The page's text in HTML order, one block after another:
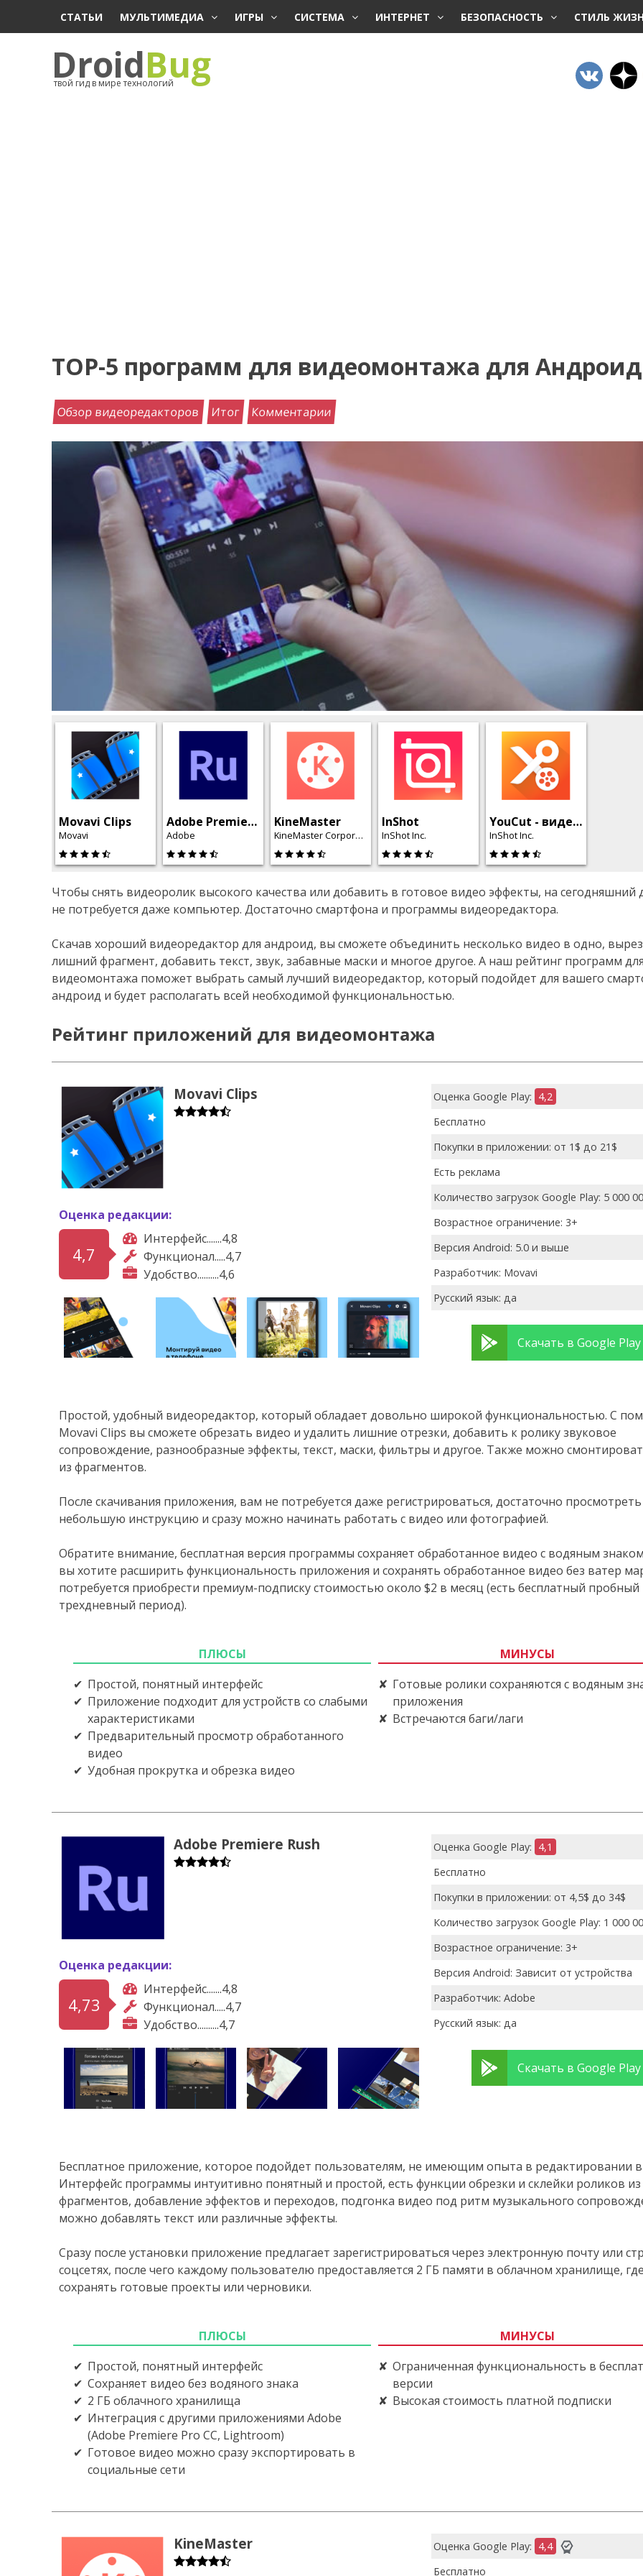
СТАТЬИ МУЛЬТИМЕДИА ИГРЫ СИСТЕМА ИНТЕРНЕТ БЕЗОПАСНОСТЬ СТИЛЬ
DroidBug
твой гид в мире технологий
TOP-5 программ для видеомонтажа для Андроид
Обзор видеоредакторов Итог Комментарии
Movavi Clips
Movavi
Adobe Premiere Rush
Adobe
KineMaster
KineMaster Corporation
InShot
InShot Inc.
YouCut - видеоредактор, видео монтаж
InShot Inc.
Чтобы снять видеоролик высокого качества или добавить в готовое видео эффекты, на сегодняшний
не потребуется даже компьютер. Достаточно смартфона и программы видеоредактора.
Скачав хороший видеоредактор для андроид, вы сможете объединить несколько видео в одно,
лишний фрагмент, добавить текст, звук, забавные маски и многое другое. А наш рейтинг программ для
видеомонтажа поможет выбрать самый лучший видеоредактор, который подойдет для вашего
андроид и будет располагать всей необходимой функциональностью.
Рейтинг приложений для видеомонтажа
Movavi Clips
Оценка редакции:
4,7
Интерфейс.......4,8
Функционал.....4,7
Удобство..........4,6
Оценка Google Play: 4,2
Бесплатно
Покупки в приложении: от 1$ до 21$
Есть реклама
Количество загрузок Google Play: 5 000
Возрастное ограничение: 3+
Версия Android: 5.0 и выше
Разработчик: Movavi
Русский язык: да
Скачать в Google Play
Простой, удобный видеоредактор, который обладает довольно широкой функциональностью. С
Movavi Clips вы сможете обрезать видео и удалить лишние отрезки, добавить к ролику звуковое
сопровождение, разнообразные эффекты, текст, маски, фильтры и другое. Также можно
из фрагментов.
После скачивания приложения, вам не потребуется даже регистрироваться, достаточно просмотреть
небольшую инструкцию и сразу можно начинать работать с видео или фотографией.
Обратите внимание, бесплатная версия программы сохраняет обработанное видео с водяным
вы хотите расширить функциональность приложения и сохранять обработанное видео без ватер
потребуется приобрести премиум-подписку стоимостью около $2 в месяц (есть бесплатный пробный
трехдневный период).
ПЛЮСЫ
Простой, понятный интерфейс
Приложение подходит для устройств со слабыми
характеристиками
Предварительный просмотр обработанного
видео
Удобная прокрутка и обрезка видео
МИНУСЫ
Готовые ролики сохраняются с водяным
приложения
Встречаются баги/лаги
Adobe Premiere Rush
Оценка редакции:
4,73
Интерфейс.......4,8
Функционал.....4,7
Удобство..........4,7
Оценка Google Play: 4,1
Бесплатно
Покупки в приложении: от 4,5$ до 34$
Количество загрузок Google Play: 1 000
Возрастное ограничение: 3+
Версия Android: Зависит от устройства
Разработчик: Adobe
Русский язык: да
Скачать в Google Play
Бесплатное приложение, которое подойдет пользователям, не имеющим опыта в редактировании
Интерфейс программы интуитивно понятный и простой, есть функции обрезки и склейки роликов из
фрагментов, добавление эффектов и переходов, подгонка видео под ритм музыкального
можно добавлять текст или различные эффекты.
Сразу после установки приложение предлагает зарегистрироваться через электронную почту или
соцсетях, после чего каждому пользователю предоставляется 2 ГБ памяти в облачном хранилище,
сохранять готовые проекты или черновики.
ПЛЮСЫ
Простой, понятный интерфейс
Сохраняет видео без водяного знака
2 ГБ облачного хранилища
Интеграция с другими приложениями Adobe
(Adobe Premiere Pro CC, Lightroom)
Готовое видео можно сразу экспортировать в
социальные сети
МИНУСЫ
Ограниченная функциональность в
версии
Высокая стоимость платной подписки
KineMaster Оценка Google Play: 4,4
Бесплатно